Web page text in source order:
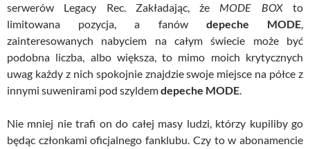
serwerów Legacy Rec. Zakładając, że MODE BOXto
limitowana pozycja, a fanów depeche MODE,
zainteresowanych nabyciem na całym świecie może być
podobna liczba, albo większa, to mimo moich krytycznych
uwag każdy z nich spokojnie znajdzie swoje miejsce na półce z
innymi suwenirami pod szyldemdepeche MODE.
Nie mniej nie trafi on do całej masy ludzi, którzy kupiliby go
będąc członkami oficjalnego fanklubu. Czy to w abonamencie